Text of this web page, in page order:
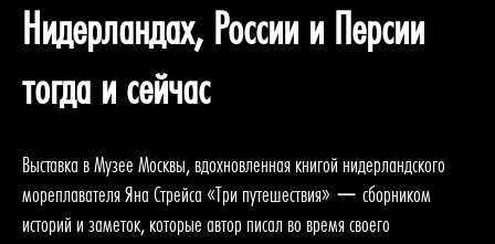
Нидерландах, России и Персии
тогда и сейчас
Выставка в Музее Москвы, вдохновленная книгой нидерландского
мореплавателя Яна Стрейса «Три путешествия» — сборником
историй и заметок, которые автор писал во время своего